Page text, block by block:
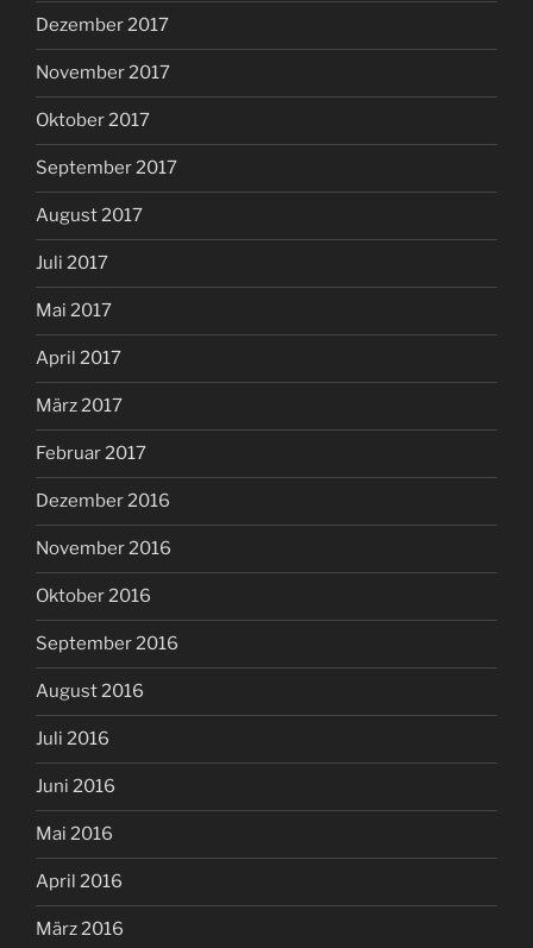
Dezember 2017
November 2017
Oktober 2017
September 2017
August 2017
Juli 2017
Mai 2017
April 2017
März 2017
Februar 2017
Dezember 2016
November 2016
Oktober 2016
September 2016
August 2016
Juli 2016
Juni 2016
Mai 2016
April 2016
März 2016